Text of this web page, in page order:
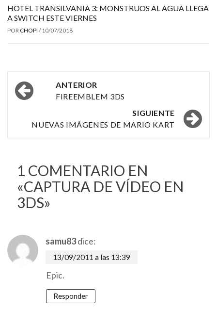
HOTEL TRANSILVANIA 3: MONSTRUOS AL AGUA LLEGA
A SWITCH ESTE VIERNES
POR CHOPI / 10/07/2018
Navegación
por
entradas
ANTERIOR
FIREEMBLEM 3DS
SIGUIENTE
NUEVAS IMÁGENES DE MARIO KART
1 COMENTARIO EN
«CAPTURA DE VÍDEO EN
3DS»
samu83dice:
13/09/2011 a las 13:39
Epic.
Responder